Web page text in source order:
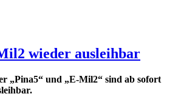
wieder ausleihbar
„Pina5“ und „E-Mil2“ sind ab sofort